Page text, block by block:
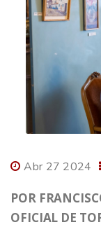
Abr 27 2024
POR
OFICIAL DE